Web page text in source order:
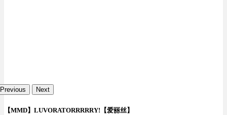
Previous Next
【MMD】LUVORATORRRRRY!【爱丽丝】